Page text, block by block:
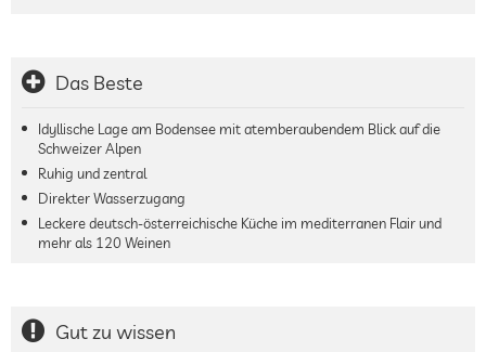
Das Beste
Idyllische Lage am Bodensee mit atemberaubendem Blick auf die
Schweizer Alpen
Ruhig und zentral
Direkter Wasserzugang
Leckere deutsch-österreichische Küche im mediterranen Flair und
mehr als 120 Weinen
Gut zu wissen